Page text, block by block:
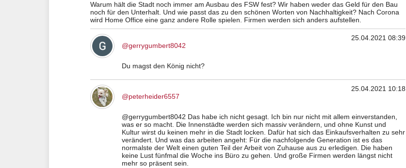
Warum hält die Stadt noch immer am Ausbau des FSW fest? Wir haben weder das Geld für den Bau
noch für den Unterhalt. Und wie passt das zu den schönen Worten von Nachhaltigkeit? Nach Corona
wird Home Office eine ganz andere Rolle spielen. Firmen werden sich anders aufstellen.
25.04.2021 08:39
@gerrygumbert8042
Du magst den König nicht?
25.04.2021 10:18
@peterheider6557
@gerrygumbert8042 Das habe ich nicht gesagt. Ich bin nur nicht mit allem einverstanden,
was er so macht. Die Innenstädte werden sich massiv verändern, und ohne Kunst und
Kultur wirst du keinen mehr in die Stadt locken. Dafür hat sich das Einkaufsverhalten zu sehr
verändert. Und was das arbeiten angeht: Für die nachfolgende Generation ist es das
normalste der Welt einen guten Teil der Arbeit von Zuhause aus zu erledigen. Die haben
keine Lust fünfmal die Woche ins Büro zu gehen. Und große Firmen werden längst nicht
mehr so präsent sein.